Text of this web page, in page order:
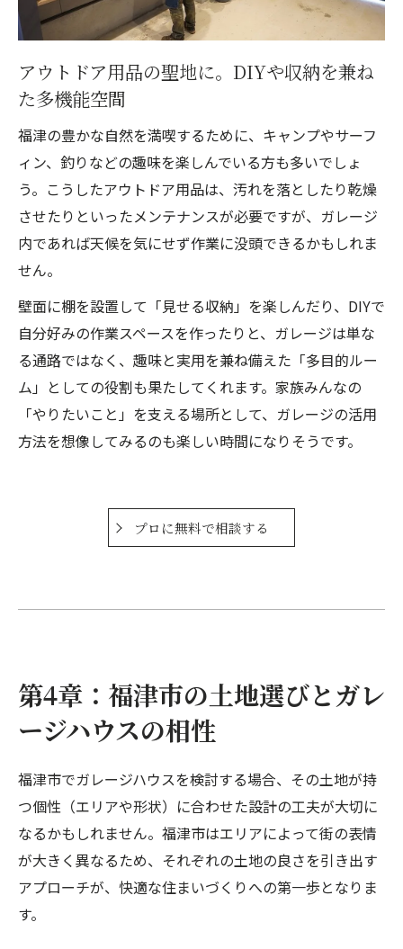
アウトドア用品の聖地に。DIYや収納を兼ね
た多機能空間
福津の豊かな自然を満喫するために、キャンプやサーフ
ィン、釣りなどの趣味を楽しんでいる方も多いでしょ
う。こうしたアウトドア用品は、汚れを落としたり乾燥
させたりといったメンテナンスが必要ですが、ガレージ
内であれば天候を気にせず作業に没頭できるかもしれま
せん。
壁面に棚を設置して「見せる収納」を楽しんだり、DIYで
自分好みの作業スペースを作ったりと、ガレージは単な
る通路ではなく、趣味と実用を兼ね備えた「多目的ルー
ム」としての役割も果たしてくれます。家族みんなの
「やりたいこと」を支える場所として、ガレージの活用
方法を想像してみるのも楽しい時間になりそうです。
プロに無料で相談する
第4章：福津市の土地選びとガレ
ージハウスの相性
福津市でガレージハウスを検討する場合、その土地が持
つ個性（エリアや形状）に合わせた設計の工夫が大切に
なるかもしれません。福津市はエリアによって街の表情
が大きく異なるため、それぞれの土地の良さを引き出す
アプローチが、快適な住まいづくりへの第一歩となりま
す。